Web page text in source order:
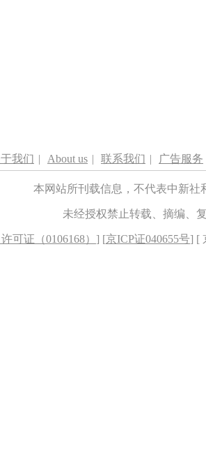
我们 | About us | 联系我们 | 广告服务
本网站所刊载信息，不代表中新
未经授权禁止转载、摘编、
可证（0106168） ] [京ICP证040655号] [